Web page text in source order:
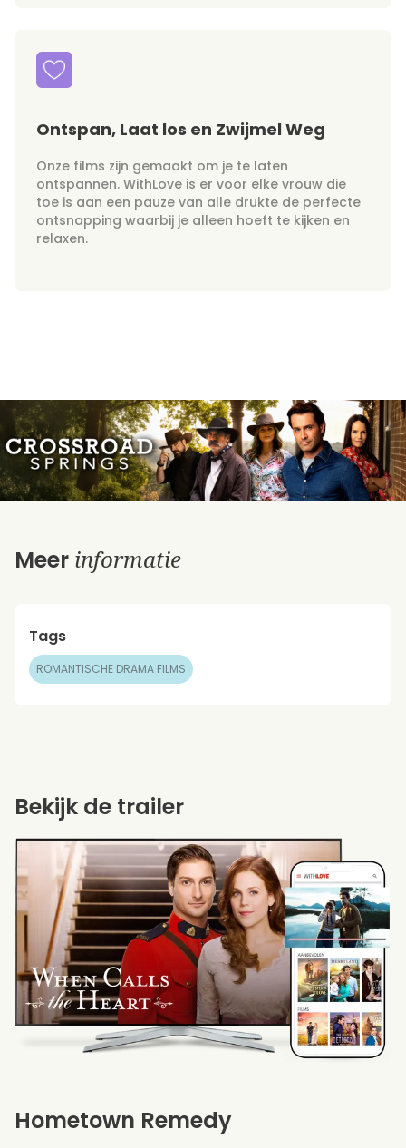
Ontspan, Laat los en Zwijmel Weg
Onze films zijn gemaakt om je te laten
ontspannen. WithLove is er voor elke vrouw die
toe is aan een pauze van alle drukte de perfecte
ontsnapping waarbij je alleen hoeft te kijken en
relaxen.
Meer informatie
Tags
ROMANTISCHE DRAMA FILMS
Hometown Remedy
Bekijk de trailer